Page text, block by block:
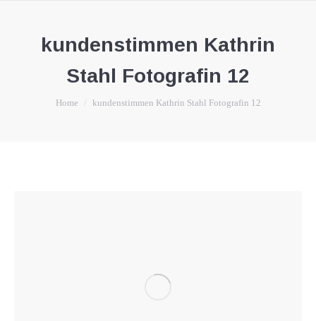
kundenstimmen Kathrin
Stahl Fotografin 12
You are here:
Home kundenstimmen Kathrin Stahl Fotografin 12